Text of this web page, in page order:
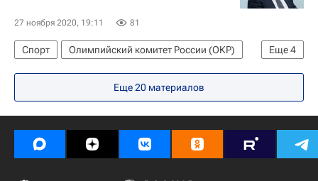
27 ноября 2020, 19:11 81
Еще4
Спорт
Олимпийский комитет России (ОКР)
РУСАДА
Всемирное антидопинговое агентство (WADA)
Станислав Поздняков
Максим Агапитов
Еще 20 материалов